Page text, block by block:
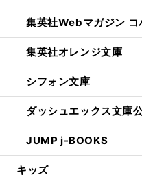
集英社Webマガジン コ
集英社オレンジ文庫
シフォン文庫
ダッシュエックス文庫
JUMP j-BOOKS
キッズ